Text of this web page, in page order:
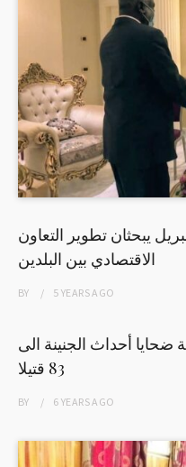
يبحثان تطوير التعاون
الاقتصادي بين البلدين
BY 5 YEARSAGO
ضحايا أحداث الجنينة الى
83 قتيلا
BY 6 YEARSAGO